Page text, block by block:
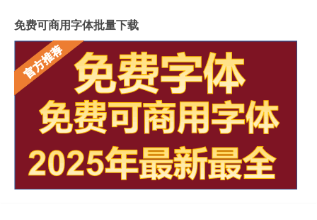
免费可商用字体批量下载